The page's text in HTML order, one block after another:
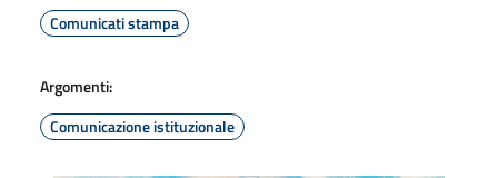
Comunicati stampa
Argomenti:
Comunicazione istituzionale